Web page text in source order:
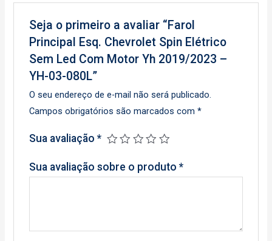
Seja o primeiro a avaliar “Farol
Principal Esq. Chevrolet Spin Elétrico
Sem Led Com Motor Yh 2019/2023 –
YH-03-080L”
O seu endereço de e-mail não será publicado.
Campos obrigatórios são marcados com *
Sua avaliação *
Sua avaliação sobre o produto *